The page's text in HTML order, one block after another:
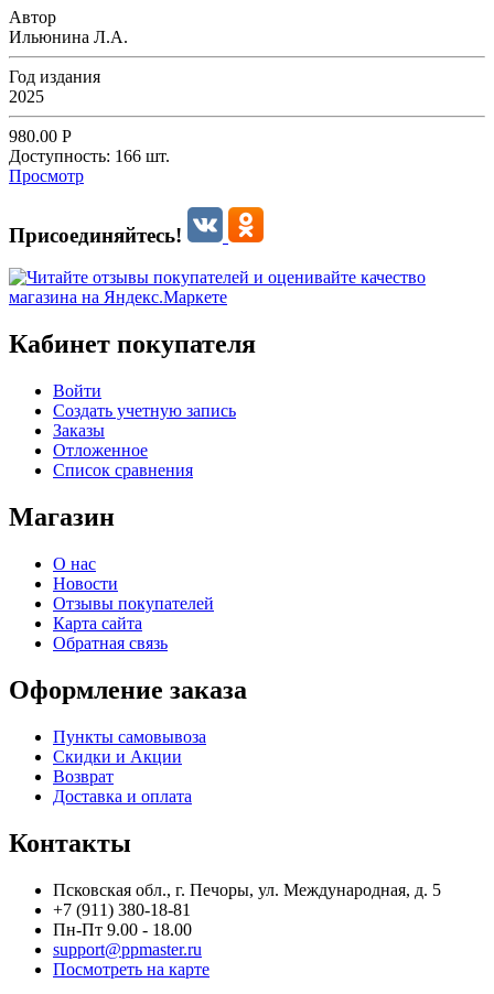
Автор
Ильюнина Л.А.
Год издания
2025
980.00 Р
Доступность: 166 шт.
Просмотр
Присоединяйтесь!
Кабинет покупателя
Войти
Создать учетную запись
Заказы
Отложенное
Список сравнения
Магазин
О нас
Новости
Отзывы покупателей
Карта сайта
Обратная связь
Оформление заказа
Пункты самовывоза
Скидки и Акции
Возврат
Доставка и оплата
Контакты
Псковская обл., г. Печоры, ул. Международная, д. 5
+7 (911) 380-18-81
Пн-Пт 9.00 - 18.00
support@ppmaster.ru
Посмотреть на карте